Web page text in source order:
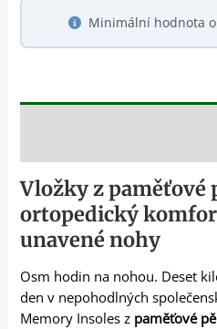
Minimální hodnota
Vložky z paměťové
ortopedický
unavené nohy
Osm hodin na nohou. Deset
den v nepohodlných
Memory Insoles z paměťové